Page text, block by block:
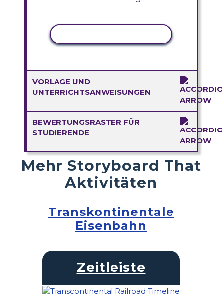
VORLAGE UND
UNTERRICHTSANWEISUNGEN
BEWERTUNGSRASTER FÜR
STUDIERENDE
Mehr Storyboard That
Aktivitäten
Transkontinentale
Eisenbahn
Zeitleiste